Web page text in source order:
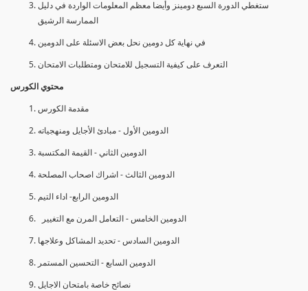
ستغطي الدورة السبع دومينز وأيضا معظم المعلومات الواردة في دليل
الممارسة الرشيق
في نهاية كل دومين نحل بعض الاسئلة على الدومين
التعرف على كيفية التسجيل للامتحان ومتطلبات الامتحان
محتوي الكورس
مقدمة الكورس
الدومين الأول - مبادئ الأجايل ومنهجياته
الدومين الثاني - القيمة المكتسبة
الدومين الثالث - اشراك اصحاب المصلحة
الدومين الرابع- اداء التيم
الدومين الخامس - التعامل المرن مع التغيير
الدومين السادس - تحديد المشاكل وعلاجها
الدومين السابع - التحسين المستمر
نصائح خاصة بامتحان الاجايل